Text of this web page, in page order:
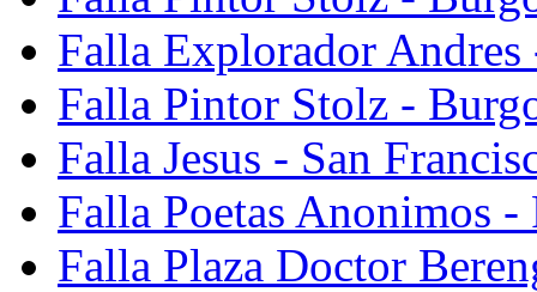
Falla Explorador Andres
Falla Pintor Stolz -
Falla Jesus - San
Falla Poetas Anonimos
Falla Plaza Doctor